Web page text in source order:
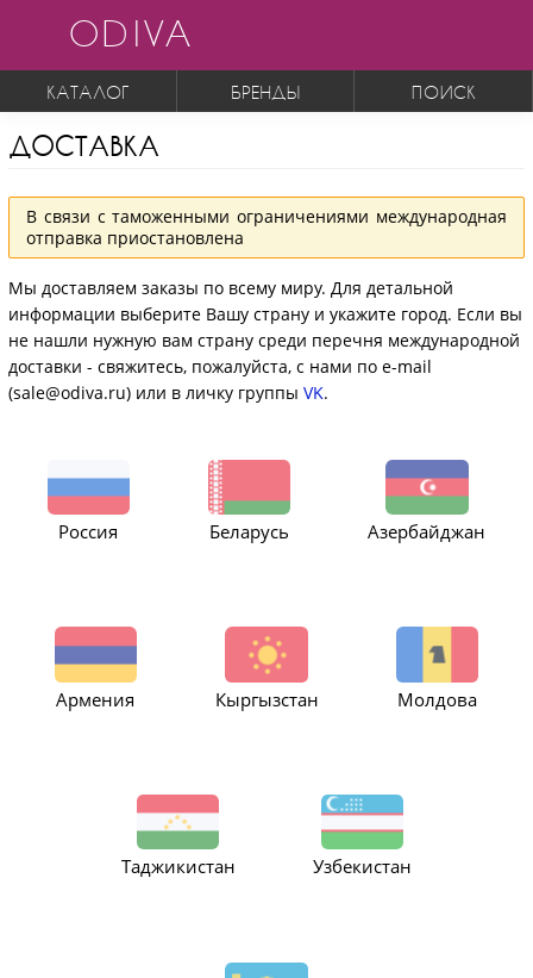
ODIVA
КАТАЛОГ БРЕНДЫ ПОИСК
ДОСТАВКА
В связи с таможенными ограничениями международная
отправка приостановлена
Мы доставляем заказы по всему миру. Для детальной
информации выберите Вашу страну и укажите город. Если вы
не нашли нужную вам страну среди перечня международной
доставки - свяжитесь, пожалуйста, с нами по e-mail
(sale@odiva.ru) или в личку группы VK.
Россия Беларусь Азербайджан
Армения Кыргызстан Молдова
Таджикистан Узбекистан